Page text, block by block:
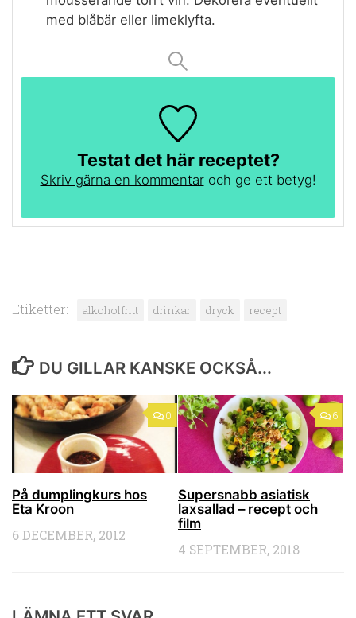
med blåbär eller limeklyfta.
Testat det här receptet?
Skriv gärna en kommentaroch ge ett betyg!
Etiketter: alkoholfritt drinkar dryck recept
DU GILLAR KANSKE OCKSÅ...
0
På dumplingkurs hos
Eta Kroon
6 DECEMBER, 2012
6
Supersnabb asiatisk
laxsallad – recept och
film
4 SEPTEMBER, 2018